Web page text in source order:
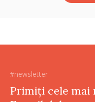
#newsletter
Primiți cele mai